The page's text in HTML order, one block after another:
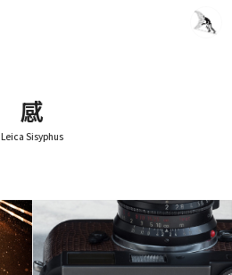
感
Leica Sisyphus
Leica Sisyphus
quanj